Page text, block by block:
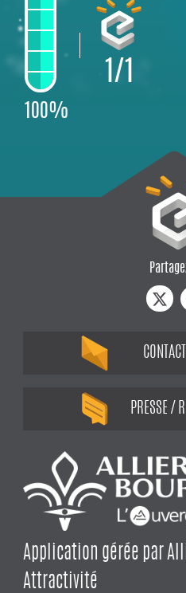
100%
1/1
Application gérée par
Attractivité
PRESSE /